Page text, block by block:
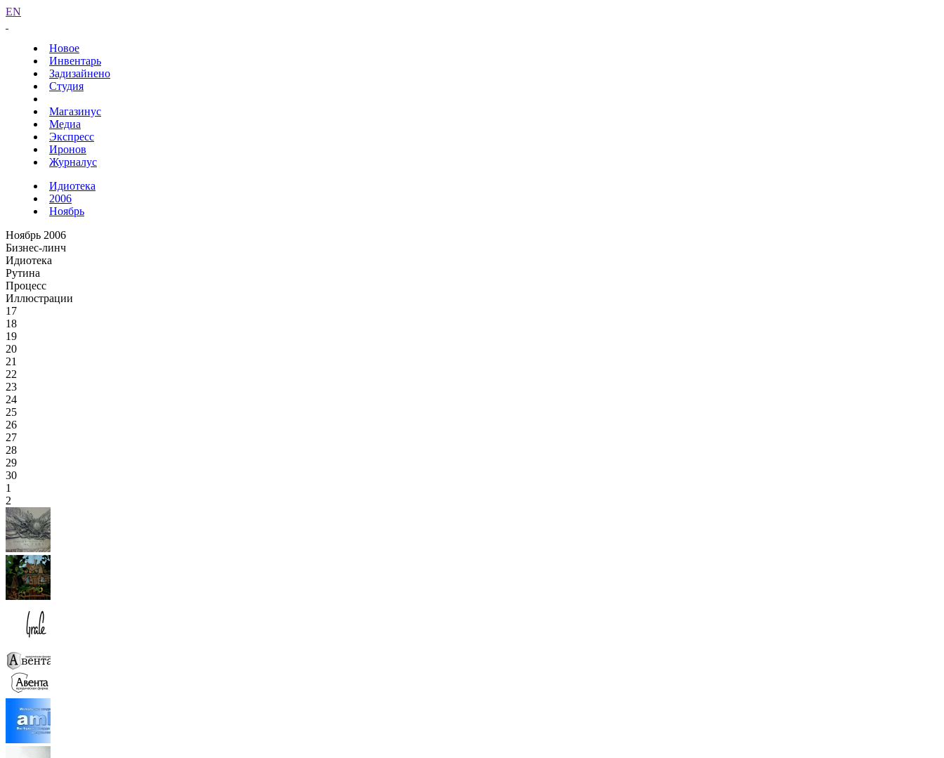
EN
Новое
Инвентарь
Задизайнено
Студия
Магазинус
Медиа
Экспресс
Иронов
Журналус
Идиотека
2006
Ноябрь
Ноябрь 2006
Бизнес-линч
Идиотека
Рутина
Процесс
Иллюстрации
17
18
19
20
21
22
23
24
25
26
27
28
29
30
1
2